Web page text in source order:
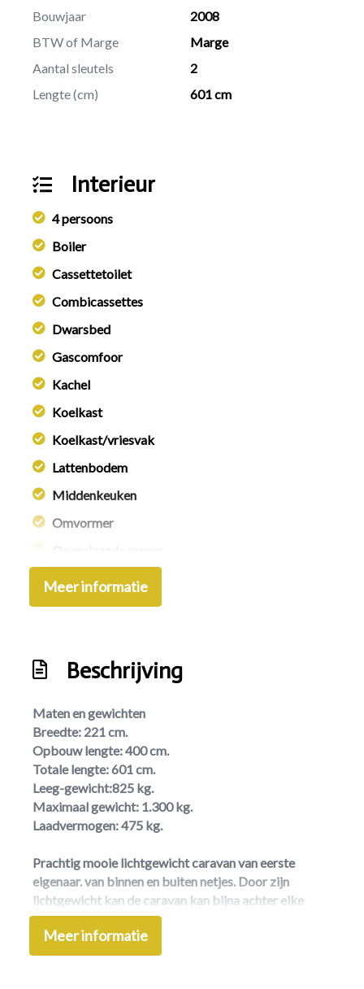
Bouwjaar
2008
BTW of Marge
Marge
Aantal sleutels
2
Lengte (cm)
601 cm
Interieur
4 persoons
Boiler
Cassettetoilet
Combicassettes
Dwarsbed
Gascomfoor
Kachel
Koelkast
Koelkast/vriesvak
Lattenbodem
Middenkeuken
Omvormer
Sanitair: hoek-opstelling
Schoonwatertank
Toilet/wasruimte
Tv-antenne
Vast bed
Vaste watertank
Exterieur
Buitenlamp
Dak luifel
Luifel
Meer informatie
Beschrijving
Maten en gewichten
Breedte: 221 cm.
Opbouw lengte: 400 cm.
Totale lengte: 601 cm.
Leeg-gewicht:825 kg.
Maximaal gewicht: 1.300 kg.
Laadvermogen: 475 kg.
Prachtig mooie lichtgewicht caravan van eerste
eigenaar. van binnen en buiten netjes. Door zijn
lichtgewicht kan de caravan kan bijna achter elke
auto, Daarnaast nog eens zeer hoog laadvermogen
van 475 kg. Caravan met voortent Isabella en carbon
stokken, losse caravan luifel, en reistent. Mover,
Meer informatie